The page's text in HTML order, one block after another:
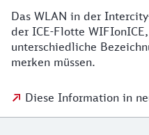
Das WLAN in der
der ICE-Flotte
unterschiedliche
merken müssen.
Diese Information in